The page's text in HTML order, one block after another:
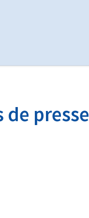
presse